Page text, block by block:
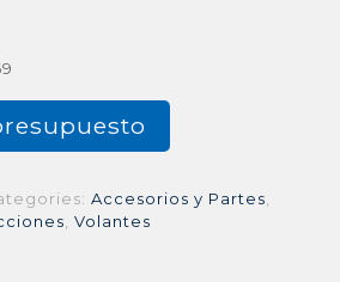
Accesorios y Partes
Volantes